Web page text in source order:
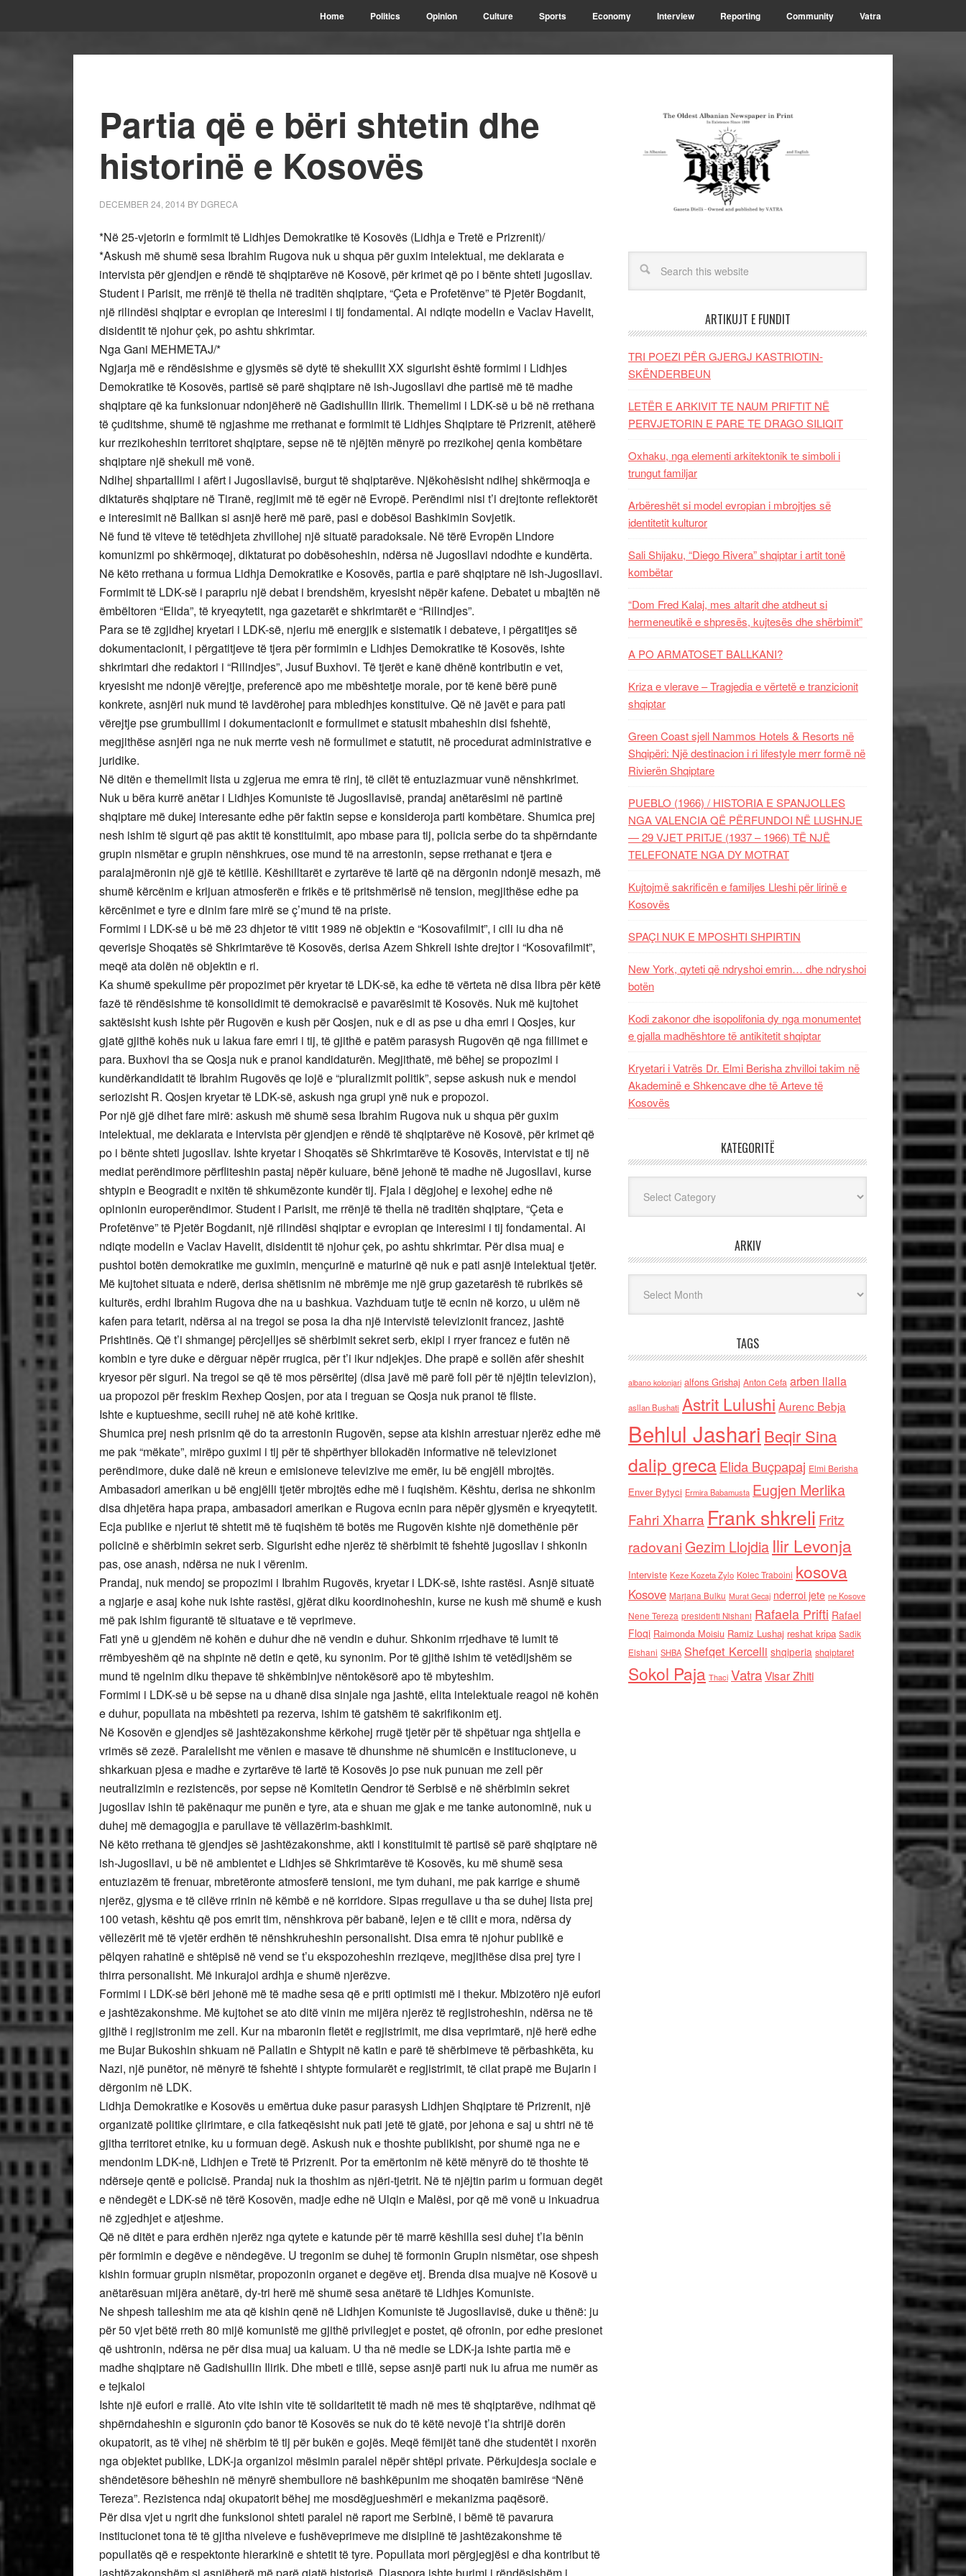
Home Politics Opinion Culture Sports Economy Interview Reporting Community Vatra
Partia që e bëri shtetin dhe
historinë e Kosovës
DECEMBER 24, 2014 BY DGRECA
*Në 25-vjetorin e formimit të Lidhjes Demokratike të Kosovës (Lidhja e Tretë e Prizrenit)/
*Askush më shumë sesa Ibrahim Rugova nuk u shqua për guxim intelektual, me deklarata e
intervista për gjendjen e rëndë të shqiptarëve në Kosovë, për krimet që po i bënte shteti jugosllav.
Student i Parisit, me rrënjë të thella në traditën shqiptare, “Çeta e Profetënve” të Pjetër Bogdanit,
një rilindësi shqiptar e evropian qe interesimi i tij fondamental. Ai ndiqte modelin e Vaclav Havelit,
disidentit të njohur çek, po ashtu shkrimtar.
Nga Gani MEHMETAJ/*
Ngjarja më e rëndësishme e gjysmës së dytë të shekullit XX sigurisht është formimi i Lidhjes
Demokratike të Kosovës, partisë së parë shqiptare në ish-Jugosllavi dhe partisë më të madhe
shqiptare që ka funksionuar ndonjëherë në Gadishullin Ilirik. Themelimi i LDK-së u bë në rrethana
të çuditshme, shumë të ngjashme me rrethanat e formimit të Lidhjes Shqiptare të Prizrenit, atëherë
kur rrezikoheshin territoret shqiptare, sepse në të njëjtën mënyrë po rrezikohej qenia kombëtare
shqiptare një shekull më vonë.
Ndihej shpartallimi i afërt i Jugosllavisë, burgut të shqiptarëve. Njëkohësisht ndihej shkërmoqja e
diktaturës shqiptare në Tiranë, regjimit më të egër në Evropë. Perëndimi nisi t’i drejtonte reflektorët
e interesimit në Ballkan si asnjë herë më parë, pasi e dobësoi Bashkimin Sovjetik.
Në fund të viteve të tetëdhjeta zhvillohej një situatë paradoksale. Në tërë Evropën Lindore
komunizmi po shkërmoqej, diktaturat po dobësoheshin, ndërsa në Jugosllavi ndodhte e kundërta.
Në këto rrethana u formua Lidhja Demokratike e Kosovës, partia e parë shqiptare në ish-Jugosllavi.
Formimit të LDK-së i parapriu një debat i brendshëm, kryesisht nëpër kafene. Debatet u mbajtën në
ëmbëltoren “Elida”, të kryeqytetit, nga gazetarët e shkrimtarët e “Rilindjes”.
Para se të zgjidhej kryetari i LDK-së, njeriu më energjik e sistematik i debateve, i përgatitjes së
dokumentacionit, i përgatitjeve të tjera për formimin e Lidhjes Demokratike të Kosovës, ishte
shkrimtari dhe redaktori i “Rilindjes”, Jusuf Buxhovi. Të tjerët e kanë dhënë kontributin e vet,
kryesisht me ndonjë vërejtje, preferencë apo me mbështetje morale, por të kenë bërë punë
konkrete, asnjëri nuk mund të lavdërohej para mbledhjes konstituive. Që në javët e para pati
vërejtje pse grumbullimi i dokumentacionit e formulimet e statusit mbaheshin disi fshehtë,
megjithëse asnjëri nga ne nuk merrte vesh në formulimet e statutit, në procedurat administrative e
juridike.
Në ditën e themelimit lista u zgjerua me emra të rinj, të cilët të entuziazmuar vunë nënshkrimet.
Nuk u bëra kurrë anëtar i Lidhjes Komuniste të Jugosllavisë, prandaj anëtarësimi në partinë
shqiptare më dukej interesante edhe për faktin sepse e konsideroja parti kombëtare. Shumica prej
nesh ishim të sigurt që pas aktit të konstituimit, apo mbase para tij, policia serbe do ta shpërndante
grupin nismëtar e grupin nënshkrues, ose mund të na arrestonin, sepse rrethanat e tjera e
paralajmëronin një gjë të këtillë. Këshilltarët e zyrtarëve të lartë që na dërgonin ndonjë mesazh, më
shumë kërcënim e krijuan atmosferën e frikës e të pritshmërisë në tension, megjithëse edhe pa
kërcënimet e tyre e dinim fare mirë se ç’mund të na priste.
Formimi i LDK-së u bë më 23 dhjetor të vitit 1989 në objektin e “Kosovafilmit”, i cili iu dha në
qeverisje Shoqatës së Shkrimtarëve të Kosovës, derisa Azem Shkreli ishte drejtor i “Kosovafilmit”,
meqë ata dolën në objektin e ri.
Ka shumë spekulime për propozimet për kryetar të LDK-së, ka edhe të vërteta në disa libra për këtë
fazë të rëndësishme të konsolidimit të demokracisë e pavarësimit të Kosovës. Nuk më kujtohet
saktësisht kush ishte për Rugovën e kush për Qosjen, nuk e di as pse u dha emri i Qosjes, kur
gjatë gjithë kohës nuk u lakua fare emri i tij, të gjithë e patëm parasysh Rugovën që nga fillimet e
para. Buxhovi tha se Qosja nuk e pranoi kandidaturën. Megjithatë, më bëhej se propozimi i
kundërkandidatit të Ibrahim Rugovës qe lojë e “pluralizmit politik”, sepse askush nuk e mendoi
seriozisht R. Qosjen kryetar të LDK-së, askush nga grupi ynë nuk e propozoi.
Por një gjë dihet fare mirë: askush më shumë sesa Ibrahim Rugova nuk u shqua për guxim
intelektual, me deklarata e intervista për gjendjen e rëndë të shqiptarëve në Kosovë, për krimet që
po i bënte shteti jugosllav. Ishte kryetar i Shoqatës së Shkrimtarëve të Kosovës, intervistat e tij në
mediat perëndimore përfliteshin pastaj nëpër kuluare, bënë jehonë të madhe në Jugosllavi, kurse
shtypin e Beogradit e nxitën të shkumëzonte kundër tij. Fjala i dëgjohej e lexohej edhe në
opinionin europerëndimor. Student i Parisit, me rrënjë të thella në traditën shqiptare, “Çeta e
Profetënve” të Pjetër Bogdanit, një rilindësi shqiptar e evropian qe interesimi i tij fondamental. Ai
ndiqte modelin e Vaclav Havelit, disidentit të njohur çek, po ashtu shkrimtar. Për disa muaj e
pushtoi botën demokratike me guximin, mençurinë e maturinë që nuk e pati asnjë intelektual tjetër.
Më kujtohet situata e nderë, derisa shëtisnim në mbrëmje me një grup gazetarësh të rubrikës së
kulturës, erdhi Ibrahim Rugova dhe na u bashkua. Vazhduam tutje të ecnin në korzo, u ulëm në
kafen para tetarit, ndërsa ai na tregoi se posa ia dha një intervistë televizionit francez, jashtë
Prishtinës. Që t’i shmangej përcjelljes së shërbimit sekret serb, ekipi i rryer francez e futën në
kombin e tyre duke e dërguar nëpër rrugica, për t’i ikur ndjekjes. Dhe prapë e sollën afër sheshit
kryesor për siguri. Na tregoi se që të mos përsëritej (disa javë më parë foli për të njëjtin televizion),
ua propozoi për freskim Rexhep Qosjen, por ata i treguan se Qosja nuk pranoi të fliste.
Ishte e kuptueshme, secili ruhej në atë kohë kritike.
Shumica prej nesh prisnim që do ta arrestonin Rugovën, sepse ata kishin arrestuar njerëz edhe më
me pak “mëkate”, mirëpo guximi i tij për të shpërthyer bllokadën informative në televizionet
perëndimore, duke dalë në kreun e emisioneve televizive me emër, iu bë engjëll mbrojtës.
Ambasadori amerikan u bë engjëlli tjetër mbrojtës edhe më i fuqishëm. Kështu, derisa ne shkonim
disa dhjetëra hapa prapa, ambasadori amerikan e Rugova ecnin para nëpër gjysmën e kryeqytetit.
Ecja publike e njeriut të shtetit më të fuqishëm të botës me Rugovën kishte një domethënie për
policinë e shërbimin sekret serb. Sigurisht edhe njerëz të shërbimit të fshehtë jugosllav i shkonin
pas, ose anash, ndërsa ne nuk i vërenim.
Prandaj, nuk mendoj se propozimi i Ibrahim Rugovës, kryetar i LDK-së, ishte rastësi. Asnjë situatë
a ngjarje e asaj kohe nuk ishte rastësi, gjërat diku koordinoheshin, kurse ne kush më shumë e kush
më pak ishim figurantë të situatave e të veprimeve.
Fati ynë u gjendëm në kohën e duhur dhe në vendin e duhur. Shkonim rrjedhave të lumit të
rrëmbyeshëm që na shpinte në detin e qetë, ku synonim. Por të gjithë ishim të vetëdijshëm se
mund të ngelnim diku thepave të shkëmbinjve nëntokësorë apo të mbyteshim.
Formimi i LDK-së u bë sepse na u dhanë disa sinjale nga jashtë, elita intelektuale reagoi në kohën
e duhur, popullata na mbështeti pa rezerva, ishim të gatshëm të sakrifikonim etj.
Në Kosovën e gjendjes së jashtëzakonshme kërkohej rrugë tjetër për të shpëtuar nga shtjella e
vrimës së zezë. Paralelisht me vënien e masave të dhunshme në shumicën e institucioneve, u
shkarkuan pjesa e madhe e zyrtarëve të lartë të Kosovës jo pse nuk punuan me zell për
neutralizimin e rezistencës, por sepse në Komitetin Qendror të Serbisë e në shërbimin sekret
jugosllav ishin të pakënaqur me punën e tyre, ata e shuan me gjak e me tanke autonominë, nuk u
duhej më demagogjia e parullave të vëllazërim-bashkimit.
Në këto rrethana të gjendjes së jashtëzakonshme, akti i konstituimit të partisë së parë shqiptare në
ish-Jugosllavi, u bë në ambientet e Lidhjes së Shkrimtarëve të Kosovës, ku më shumë sesa
entuziazëm të frenuar, mbretëronte atmosferë tensioni, me tym duhani, me pak karrige e shumë
njerëz, gjysma e të cilëve rrinin në këmbë e në korridore. Sipas rregullave u tha se duhej lista prej
100 vetash, kështu që pos emrit tim, nënshkrova për babanë, lejen e të cilit e mora, ndërsa dy
vëllezërit më të vjetër erdhën të nënshkruheshin personalisht. Disa emra të njohur publikë e
pëlqyen rahatinë e shtëpisë në vend se t’u ekspozoheshin rreziqeve, megjithëse disa prej tyre i
thirra personalisht. Më inkurajoi ardhja e shumë njerëzve.
Formimi i LDK-së bëri jehonë më të madhe sesa që e priti optimisti më i thekur. Mbizotëro një eufori
e jashtëzakonshme. Më kujtohet se ato ditë vinin me mijëra njerëz të regjistroheshin, ndërsa ne të
gjithë i regjistronim me zell. Kur na mbaronin fletët e regjistrimit, me disa veprimtarë, një herë edhe
me Bujar Bukoshin shkuam në Pallatin e Shtypit në katin e parë të shërbimeve të përbashkëta, ku
Nazi, një punëtor, në mënyrë të fshehtë i shtypte formularët e regjistrimit, të cilat prapë me Bujarin i
dërgonim në LDK.
Lidhja Demokratike e Kosovës u emërtua duke pasur parasysh Lidhjen Shqiptare të Prizrenit, një
organizatë politike çlirimtare, e cila fatkeqësisht nuk pati jetë të gjatë, por jehona e saj u shtri në të
gjitha territoret etnike, ku u formuan degë. Askush nuk e thoshte publikisht, por shumë nga ne e
mendonim LDK-në, Lidhjen e Tretë të Prizrenit. Por ta emërtonim në këtë mënyrë do të thoshte të
ndërseje qentë e policisë. Prandaj nuk ia thoshim as njëri-tjetrit. Në të njëjtin parim u formuan degët
e nëndegët e LDK-së në tërë Kosovën, madje edhe në Ulqin e Malësi, por që më vonë u inkuadrua
në zgjedhjet e atjeshme.
Që në ditët e para erdhën njerëz nga qytete e katunde për të marrë këshilla sesi duhej t’ia bënin
për formimin e degëve e nëndegëve. U tregonim se duhej të formonin Grupin nismëtar, ose shpesh
kishin formuar grupin nismëtar, propozonin organet e degëve etj. Brenda disa muajve në Kosovë u
anëtarësuan mijëra anëtarë, dy-tri herë më shumë sesa anëtarë të Lidhjes Komuniste.
Ne shpesh talleshim me ata që kishin qenë në Lidhjen Komuniste të Jugosllavisë, duke u thënë: ju
për 50 vjet bëtë rreth 80 mijë komunistë me gjithë privilegjet e postet, që ofronin, por edhe presionet
që ushtronin, ndërsa ne për disa muaj ua kaluam. U tha në medie se LDK-ja ishte partia më e
madhe shqiptare në Gadishullin Ilirik. Dhe mbeti e tillë, sepse asnjë parti nuk iu afrua me numër as
e tejkaloi
Ishte një eufori e rrallë. Ato vite ishin vite të solidaritetit të madh në mes të shqiptarëve, ndihmat që
shpërndaheshin e siguronin çdo banor të Kosovës se nuk do të këtë nevojë t’ia shtrijë dorën
okupatorit, as të vihej në shërbim të tij për bukën e gojës. Meqë fëmijët tanë dhe studentët i nxorën
nga objektet publike, LDK-ja organizoi mësimin paralel nëpër shtëpi private. Përkujdesja sociale e
shëndetësore bëheshin në mënyrë shembullore në bashkëpunim me shoqatën bamirëse “Nënë
Tereza”. Rezistenca ndaj okupatorit bëhej me mosdëgjueshmëri e mekanizma paqësorë.
Për disa vjet u ngrit dhe funksionoi shteti paralel në raport me Serbinë, i bëmë të pavarura
institucionet tona të të gjitha niveleve e fushëveprimeve me disiplinë të jashtëzakonshme të
popullatës që e respektonte hierarkinë e shtetit të tyre. Popullata mori përgjegjësi e dha kontribut të
ARTIKUJT E FUNDIT
TRI POEZI PËR GJERGJ KASTRIOTIN-
SKËNDERBEUN
LETËR E ARKIVIT TE NAUM PRIFTIT NË
PERVJETORIN E PARE TE DRAGO SILIQIT
Oxhaku, nga elementi arkitektonik te simboli i
trungut familjar
Arbëreshët si model evropian i mbrojtjes së
identitetit kulturor
Sali Shijaku, “Diego Rivera” shqiptar i artit tonë
kombëtar
“Dom Fred Kalaj, mes altarit dhe atdheut si
hermeneutikë e shpresës, kujtesës dhe shërbimit”
A PO ARMATOSET BALLKANI?
Kriza e vlerave – Tragjedia e vërtetë e tranzicionit
shqiptar
Green Coast sjell Nammos Hotels & Resorts në
Shqipëri: Një destinacion i ri lifestyle merr formë në
Rivierën Shqiptare
PUEBLO (1966) / HISTORIA E SPANJOLLES
NGA VALENCIA QË PËRFUNDOI NË LUSHNJE
— 29 VJET PRITJE (1937 – 1966) TË NJË
TELEFONATE NGA DY MOTRAT
Kujtojmë sakrificën e familjes Lleshi për lirinë e
Kosovës
SPAÇI NUK E MPOSHTI SHPIRTIN
New York, qyteti që ndryshoi emrin… dhe ndryshoi
botën
Kodi zakonor dhe isopolifonia dy nga monumentet
e gjalla madhështore të antikitetit shqiptar
Kryetari i Vatrës Dr. Elmi Berisha zhvilloi takim në
Akademinë e Shkencave dhe të Arteve të
Kosovës
KATEGORITË
ARKIV
TAGS
albano kolonjari alfons Grishaj Anton Cefa arben llalla
asllan Bushati Astrit Lulushi Aurenc Bebja
Behlul Jashari Beqir Sina
dalip grecaElida Buçpapaj Elmi Berisha
Enver Bytyci Ermira Babamusta Eugjen Merlika
Fahri Xharra Frank shkreli Fritz
radovaniGezim Llojdia Ilir Levonja
Interviste Keze Kozeta Zylo Kolec Traboini kosova
Kosove Marjana Bulku Murat Gecaj nderroi jete ne Kosove
Nene Tereza presidenti Nishani Rafaela Prifti Rafael
Floqi Raimonda Moisiu Ramiz Lushaj reshat kripa Sadik
Elshani SHBA Shefqet Kercelli shqiperia shqiptaret
Sokol Paja Thaci VatraVisar Zhiti